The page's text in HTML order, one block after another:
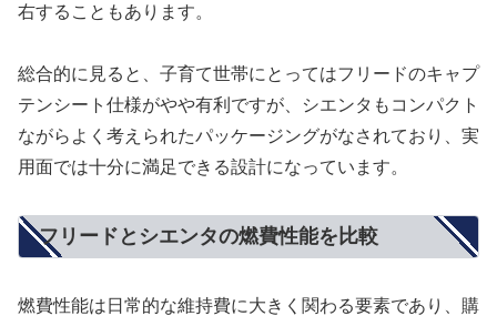
右することもあります。
総合的に見ると、子育て世帯にとってはフリードのキャプ
テンシート仕様がやや有利ですが、シエンタもコンパクト
ながらよく考えられたパッケージングがなされており、実
用面では十分に満足できる設計になっています。
フリードとシエンタの燃費性能を比較
燃費性能は日常的な維持費に大きく関わる要素であり、購